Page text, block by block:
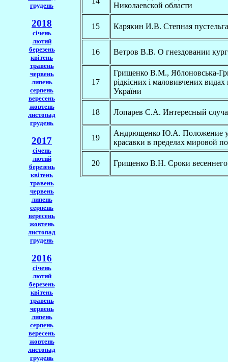
грудень
2018
січень
лютий
березень
квітень
травень
червень
липень
серпень
вересень
жовтень
листопад
грудень
2017
січень
лютий
березень
квітень
травень
червень
липень
серпень
вересень
жовтень
листопад
грудень
2016
січень
лютий
березень
квітень
травень
червень
липень
серпень
вересень
жовтень
листопад
грудень
Николаевской области
15 Карякин И.В. Степная
16 Ветров В.В. О гнездовании
17
Грищенко В.М., Яблоновська-
рідкісних і маловивчених видах
України
18 Лопарев С.А. Интересный
19
Андрющенко Ю.А. Положение
красавки в пределах мировой
20 Грищенко В.Н. Сроки